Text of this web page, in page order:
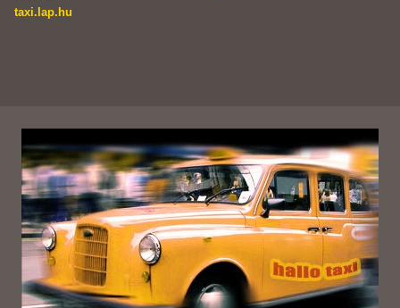
taxi.lap.hu